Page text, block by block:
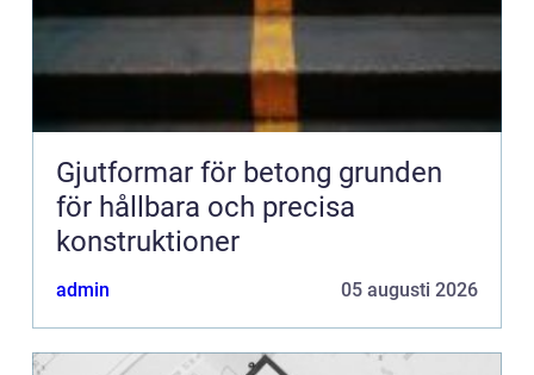
Gjutformar för betong grunden
för hållbara och precisa
konstruktioner
admin 05 augusti 2026